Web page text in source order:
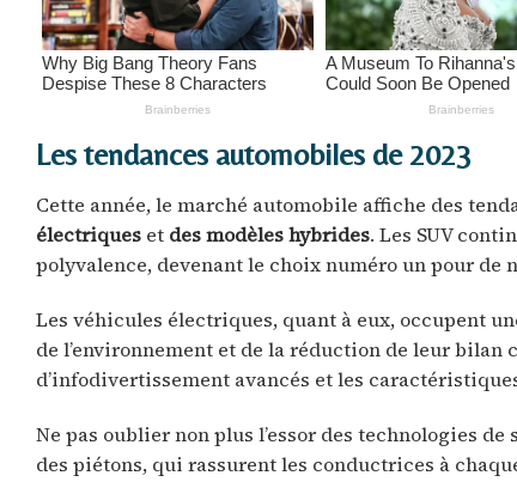
Les tendances automobiles de 2023
Cette année, le marché automobile affiche des
électriques et des modèles hybrides. Les SUV
polyvalence, devenant le choix numéro un pour de
Les véhicules électriques, quant à eux, occupent
de l’environnement et de la réduction de leur
d’infodivertissement avancés et les
Ne pas oublier non plus l’essor des technologies
des piétons, qui rassurent les conductrices à